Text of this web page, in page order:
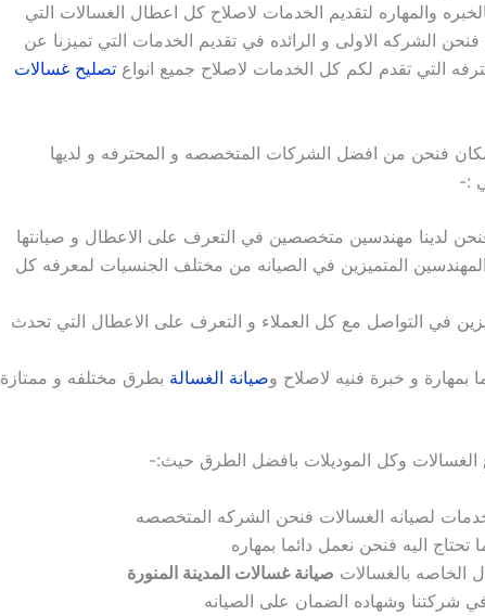
والمهاره لتقديم الخدمات لاصلاح كل اعطال الغسالات التي
الشركه الاولى و الرائده في تقديم الخدمات التي تميزنا عن
التي تقدم لكم كل الخدمات لاصلاح جميع انواع تصليح غسالات
فنحن من افضل الشركات المتخصصه و المحترفه و لديها
:-
لدينا مهندسين متخصصين في التعرف على الاعطال و صيانتها
المتميزين في الصيانه من مختلف الجنسيات لمعرفه كل
في التواصل مع كل العملاء و التعرف على الاعطال التي تحدث
بمهارة و خبرة فنيه لاصلاح وصيانة الغسالة بطرق مختلفه و ممتازة
الغسالات وكل الموديلات بافضل الطرق حيث:-
لصيانه الغسالات فنحن الشركه المتخصصه
اليه فنحن نعمل دائما بمهاره
الخاصه بالغسالات صيانة غسالات المدينة المنورة
شركتنا وشهاده الضمان على الصيانه